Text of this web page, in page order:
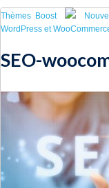
Thèmes Boost
WordPress et
SEO-